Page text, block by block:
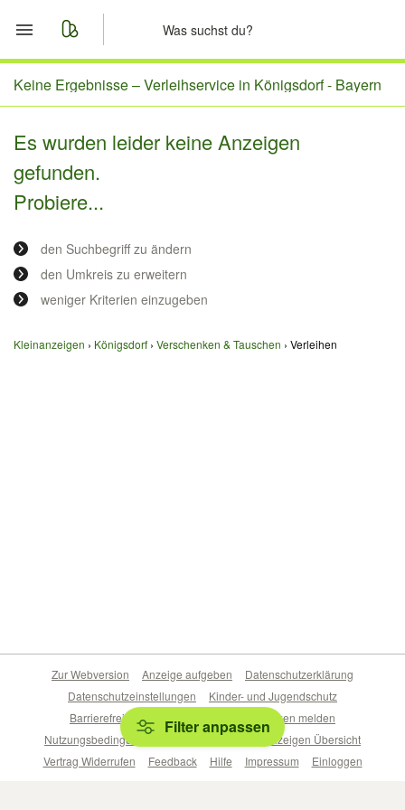
Start
Nachrichten
Anzeige aufgeben
Keine Ergebnisse –Verleihservice in Königsdorf - Bayern
Es wurden leider keine Anzeigen
gefunden.
Probiere...
den Suchbegriff zu ändern
den Umkreis zu erweitern
weniger Kriterien einzugeben
Kleinanzeigen Königsdorf Verschenken & Tauschen Verleihen
Filter anpassen
Zur Webversion Anzeige aufgeben
Datenschutzerklärung
Datenschutzeinstellungen
Kinder- und Jugendschutz
Barrierefreiheitserklärung
Sicherheitslücken melden
Nutzungsbedingungen
Beliebte Suchen
Anzeigen Übersicht
Vertrag Widerrufen
Feedback Hilfe Impressum Einloggen